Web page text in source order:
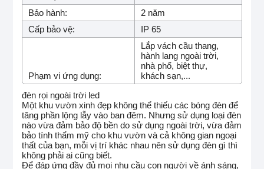
Bảo hành:
2 năm
Cấp bảo vệ:
IP 65
Phạm vi ứng dụng:
Lắp vách cầu thang,
hành lang ngoài trời,
nhà phố, biệt thự,
khách sạn,...
đèn rọi ngoài trời led
Một khu vườn xinh đẹp không thể thiếu các bóng đèn để
tăng phần lộng lẫy vào ban đêm. Nhưng sử dụng loại đèn
nào vừa đảm bảo độ bền do sử dụng ngoài trời, vừa đảm
bảo tính thẩm mỹ cho khu vườn và cả không gian ngoại
thất của bạn, mỗi vị trí khác nhau nên sử dụng đèn gì thì
không phải ai cũng biết.
Để đáp ứng đầy đủ mọi nhu cầu con người về ánh sáng,